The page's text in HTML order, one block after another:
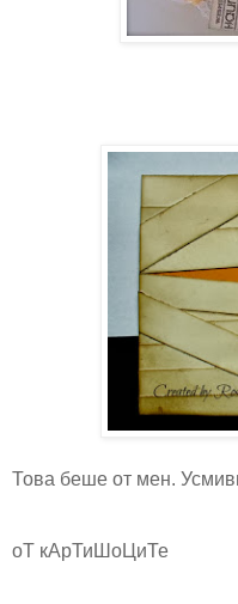
Това беше от мен.
оТ кАрТиШоЦиТе